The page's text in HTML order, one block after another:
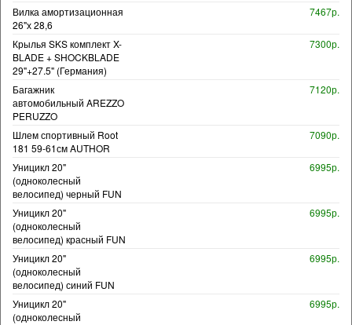
Вилка амортизационная
26"х 28,6
7467р.
Крылья SKS комплект X-
BLADE + SHOCKBLADE
29"+27.5" (Германия)
7300р.
Багажник
автомобильный AREZZO
PERUZZO
7120р.
Шлем спортивный Root
181 59-61см AUTHOR
7090р.
Уницикл 20"
(одноколесный
велосипед) черный FUN
6995р.
Уницикл 20"
(одноколесный
велосипед) красный FUN
6995р.
Уницикл 20"
(одноколесный
велосипед) синий FUN
6995р.
Уницикл 20"
(одноколесный
6995р.